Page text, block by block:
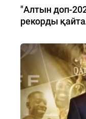
"Алтын доп-
рекорды